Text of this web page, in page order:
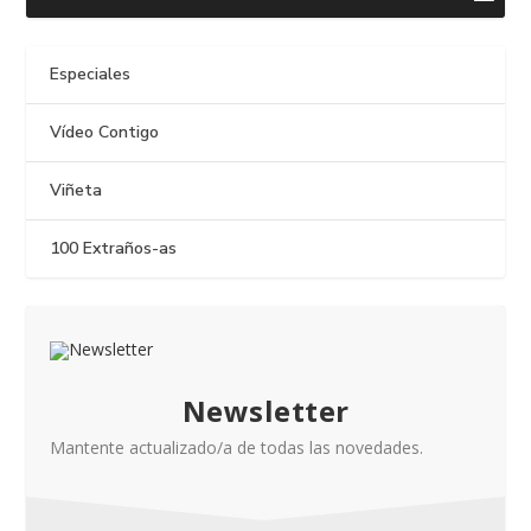
Especiales
Vídeo Contigo
Viñeta
100 Extraños-as
Newsletter
Mantente actualizado/a de todas las novedades.